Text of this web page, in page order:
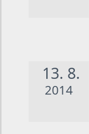
13. 8.
2014